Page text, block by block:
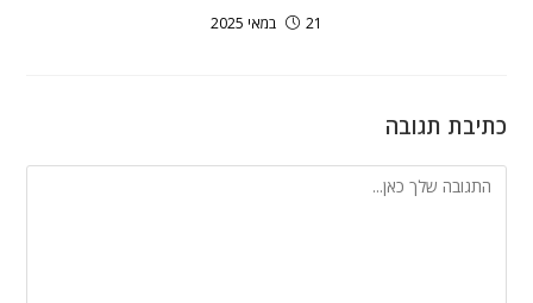
21 במאי 2025
כתיבת תגובה